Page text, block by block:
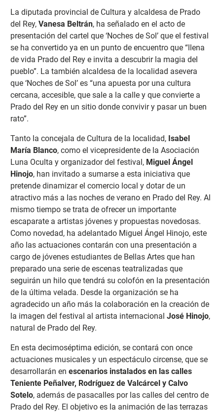
La diputada provincial de Cultura y alcaldesa de Prado
del Rey, Vanesa Beltrán, ha señalado en el acto de
presentación del cartel que ‘Noches de Sol’ que el festival
se ha convertido ya en un punto de encuentro que “llena
de vida Prado del Rey e invita a descubrir la magia del
pueblo”. La también alcaldesa de la localidad asevera
que ‘Noches de Sol’ es “una apuesta por una cultura
cercana, accesible, que sale a la calle y que convierte a
Prado del Rey en un sitio donde convivir y pasar un buen
rato”.
Tanto la concejala de Cultura de la localidad, Isabel
María Blanco, como el vicepresidente de la Asociación
Luna Oculta y organizador del festival, Miguel Ángel
Hinojo, han invitado a sumarse a esta iniciativa que
pretende dinamizar el comercio local y dotar de un
atractivo más a las noches de verano en Prado del Rey. Al
mismo tiempo se trata de ofrecer un importante
escaparate a artistas jóvenes y propuestas novedosas.
Como novedad, ha adelantado Miguel Ángel Hinojo, este
año las actuaciones contarán con una presentación a
cargo de jóvenes estudiantes de Bellas Artes que han
preparado una serie de escenas teatralizadas que
seguirán un hilo que tendrá su colofón en la presentación
de la última velada. Desde la organización se ha
agradecido un año más la colaboración en la creación de
la imagen del festival al artista internacional José Hinojo,
natural de Prado del Rey.
En esta decimoséptima edición, se contará con once
actuaciones musicales y un espectáculo circense, que se
desarrollarán en escenarios instalados en las calles
Teniente Peñalver, Rodríguez de Valcárcel y Calvo
Sotelo, además de pasacalles por las calles del centro de
Prado del Rey. El objetivo es la animación de las terrazas